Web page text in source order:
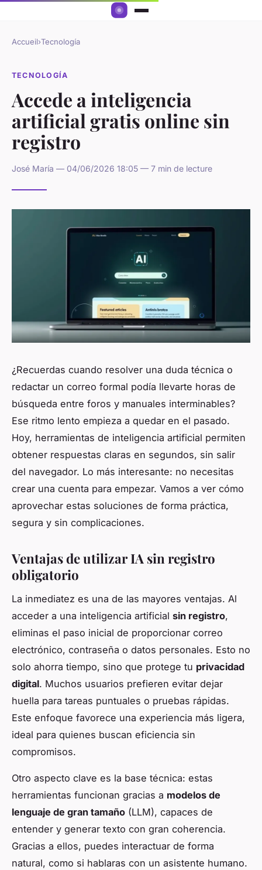
Accueil›Tecnología
TECNOLOGÍA
Accede a inteligencia
artificial gratis online sin
registro
José María — 04/06/2026 18:05 — 7 min de lecture
¿Recuerdas cuando resolver una duda técnica o
redactar un correo formal podía llevarte horas de
búsqueda entre foros y manuales interminables?
Ese ritmo lento empieza a quedar en el pasado.
Hoy, herramientas de inteligencia artificial permiten
obtener respuestas claras en segundos, sin salir
del navegador. Lo más interesante: no necesitas
crear una cuenta para empezar. Vamos a ver cómo
aprovechar estas soluciones de forma práctica,
segura y sin complicaciones.
Ventajas de utilizar IA sin registro
obligatorio
La inmediatez es una de las mayores ventajas. Al
acceder a una inteligencia artificial sin registro,
eliminas el paso inicial de proporcionar correo
electrónico, contraseña o datos personales. Esto no
solo ahorra tiempo, sino que protege tu privacidad
digital. Muchos usuarios prefieren evitar dejar
huella para tareas puntuales o pruebas rápidas.
Este enfoque favorece una experiencia más ligera,
ideal para quienes buscan eficiencia sin
compromisos.
Otro aspecto clave es la base técnica: estas
herramientas funcionan gracias a modelos de
lenguaje de gran tamaño (LLM), capaces de
entender y generar texto con gran coherencia.
Gracias a ellos, puedes interactuar de forma
natural, como si hablaras con un asistente humano.